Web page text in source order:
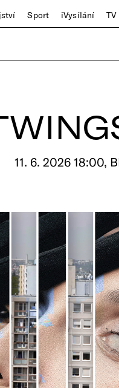
Sport iVysílání
11. 6. 2026 18:00,